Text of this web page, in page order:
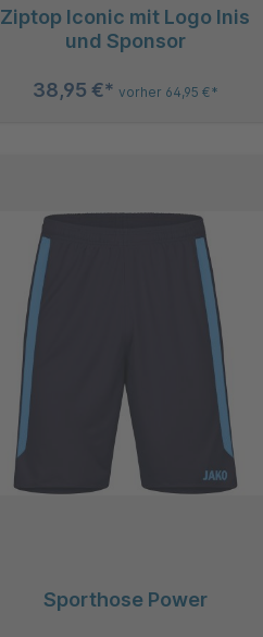
Ziptop Iconic mit Logo Inis
und Sponsor
38,95 €* vorher 64,95 €*
Sporthose Power